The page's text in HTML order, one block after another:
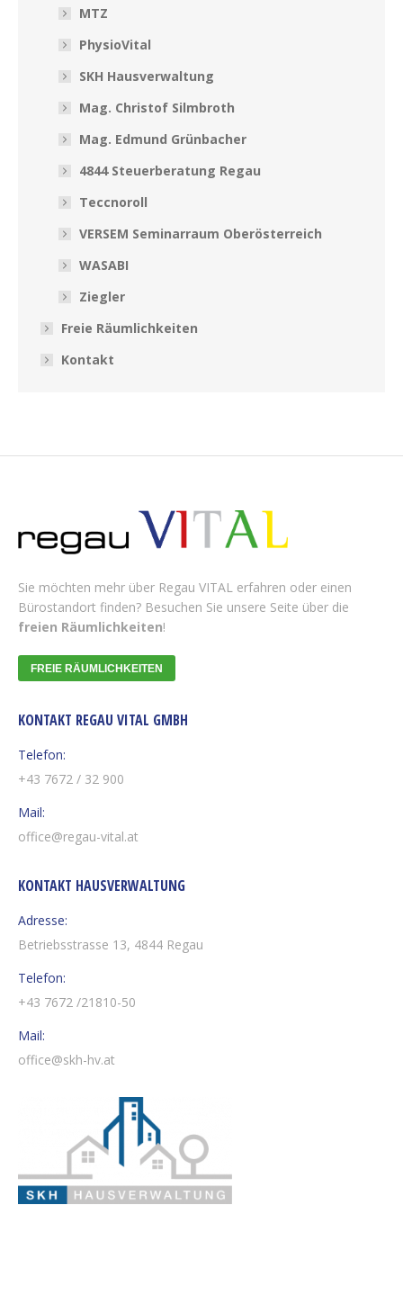
MTZ
PhysioVital
SKH Hausverwaltung
Mag. Christof Silmbroth
Mag. Edmund Grünbacher
4844 Steuerberatung Regau
Teccnoroll
VERSEM Seminarraum Oberösterreich
WASABI
Ziegler
Freie Räumlichkeiten
Kontakt
Sie möchten mehr über Regau VITAL erfahren oder einen
Bürostandort finden? Besuchen Sie unsere Seite über die
freien Räumlichkeiten!
FREIE RÄUMLICHKEITEN
KONTAKT REGAU VITAL GMBH
Telefon:
+43 7672 / 32 900
Mail:
office@regau-vital.at
KONTAKT HAUSVERWALTUNG
Adresse:
Betriebsstrasse 13, 4844 Regau
Telefon:
+43 7672 /21810-50
Mail:
office@skh-hv.at